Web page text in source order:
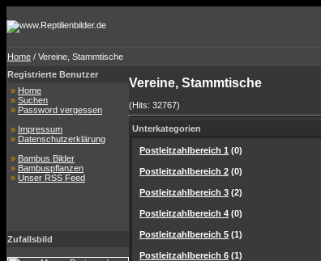
Home / Vereine, Stammtische
Registrierte Benutzer
» Home
» Suchen
» Password vergessen
» Impressum
» Datenschutzerklärung
» Bambus Bilder
» Bambuspflanzen
» Unser RSS Feed
Zufallsbild
Vereine, Stammtische
(Hits: 32767)
Unterkategorien
Postleitzahlbereich 1 (0)
Postleitzahlbereich 2 (0)
Postleitzahlbereich 3 (2)
Postleitzahlbereich 4 (0)
Postleitzahlbereich 5 (1)
Postleitzahlbereich 6 (1)